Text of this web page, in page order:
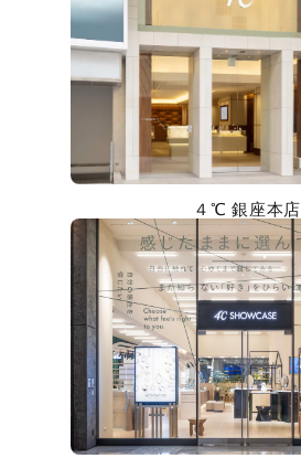
カテゴリー
ファッションテイスト
着用シーン
４℃ 銀座本店